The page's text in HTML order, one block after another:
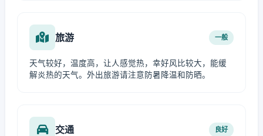
旅游 一般
天气较好，温度高，让人感觉热，幸好风比较大，能缓
解炎热的天气。外出旅游请注意防暑降温和防晒。
交通 良好